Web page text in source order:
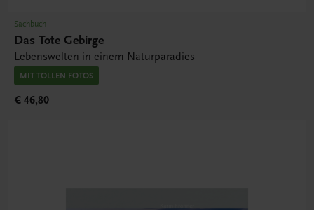
Sachbuch
Das Tote Gebirge
Lebenswelten in einem Naturparadies
MIT TOLLEN FOTOS
€ 46,80